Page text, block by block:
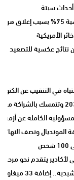
سبتة
الأمريكية
عكسية للتصعيد
الكاملة عن أزمة
المونديال ونصف
يتقدم نحو مرحلة
إلى الشبكة الوطنية